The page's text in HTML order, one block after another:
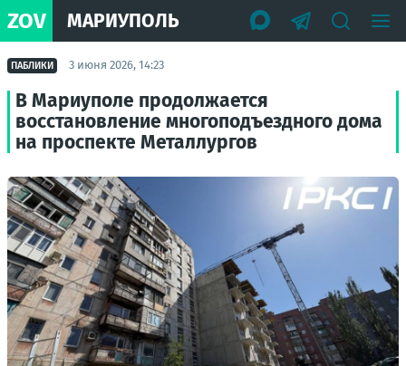
ZOV МАРИУПОЛЬ
ПАБЛИКИ 3 июня 2026, 14:23
В Мариуполе продолжается
восстановление многоподъездного дома
на проспекте Металлургов